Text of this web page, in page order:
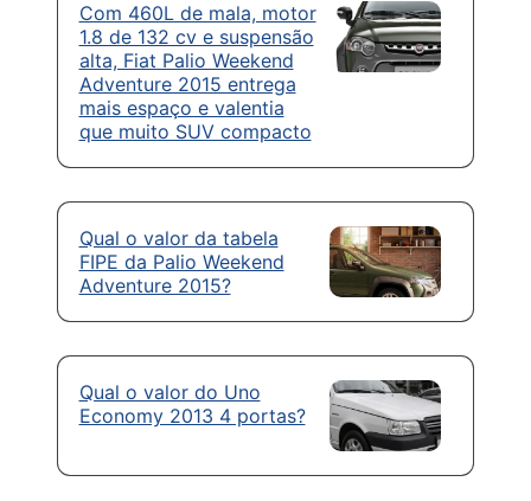
Com 460L de mala, motor
1.8 de 132 cv e suspensão
alta, Fiat Palio Weekend
Adventure 2015 entrega
mais espaço e valentia
que muito SUV compacto
Qual o valor da tabela
FIPE da Palio Weekend
Adventure 2015?
Qual o valor do Uno
Economy 2013 4 portas?